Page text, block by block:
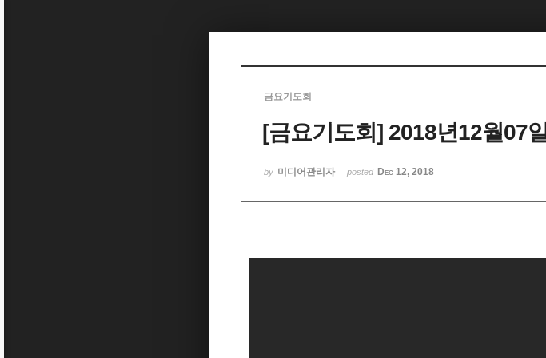
금요기도회
[금요기도회] 2018년12월07일
by 미디어관리자 posted Dec 12, 2018
Sketchbook5, 스케치북5
Sketchbook5, 스케치북5